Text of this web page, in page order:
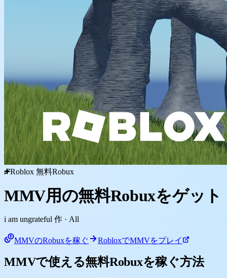
Roblox 無料Robux
MMV用の無料Robuxをゲット
i am ungrateful 作 · All
MMVのRobuxを稼ぐ RobloxでMMVをプレイ
MMVで使える無料Robuxを稼ぐ方法